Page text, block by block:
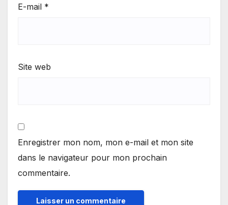
E-mail *
Site web
Enregistrer mon nom, mon e-mail et mon site
dans le navigateur pour mon prochain
commentaire.